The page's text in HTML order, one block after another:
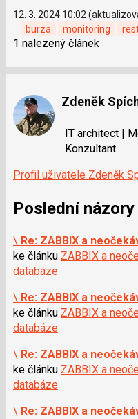
12. 3. 2024 10:02
burza
monitoring
1 nalezený článek
Zdeněk
IT architect |
Konzultant
Profil uživatele Zdeněk
Poslední názory
\ Re: ZABBIX a
ke článku ZABBIX a
databáze
\ Re: ZABBIX a
ke článku ZABBIX a
databáze
\ Re: ZABBIX a
ke článku ZABBIX a
databáze
\ Re: ZABBIX a